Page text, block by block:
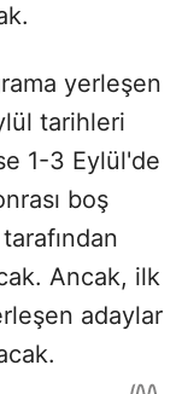
yerleşen
tarihleri
1-3 Eylül'de
boş
Ancak, ilk
adaylar